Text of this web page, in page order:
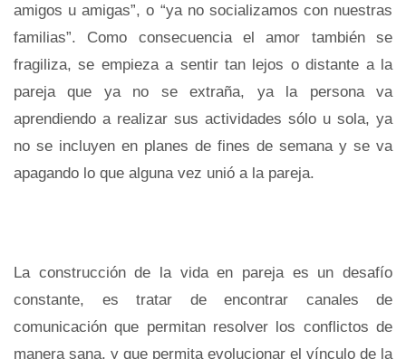
amigos u amigas”, o “ya no socializamos con nuestras
familias”. Como consecuencia el amor también se
fragiliza, se empieza a sentir tan lejos o distante a la
pareja que ya no se extraña, ya la persona va
aprendiendo a realizar sus actividades sólo u sola, ya
no se incluyen en planes de fines de semana y se va
apagando lo que alguna vez unió a la pareja.
La construcción de la vida en pareja es un desafío
constante, es tratar de encontrar canales de
comunicación que permitan resolver los conflictos de
manera sana, y que permita evolucionar el vínculo de la